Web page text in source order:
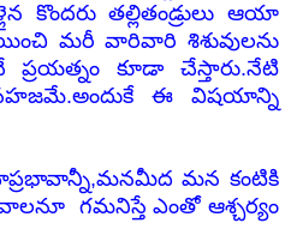
కొందరు తల్లితండ్రులు ఆయా
మరీ వారివారి శిశువులను
కూడా చేస్తారు.నేటి
ఈ విషయాన్ని
మన కంటికి
గమనిస్తే ఎంతో ఆశ్చర్యం